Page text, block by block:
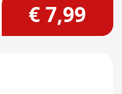
€ 7,99